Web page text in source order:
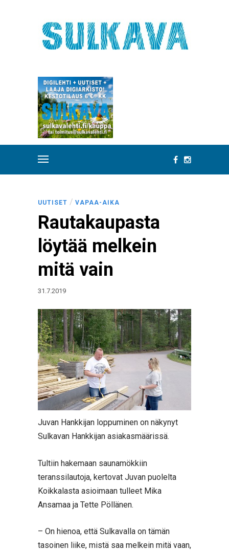
UUTISET / VAPAA-AIKA
Rautakaupasta
löytää melkein
mitä vain
31.7.2019
Juvan Hankkijan loppuminen on näkynyt
Sulkavan Hankkijan asiakasmäärissä.
Tultiin hakemaan saunamökkiin
teranssilautoja, kertovat Juvan puolelta
Koikkalasta asioimaan tulleet Mika
Ansamaa ja Tette Pöllänen.
– On hienoa, että Sulkavalla on tämän
tasoinen liike, mistä saa melkein mitä vaan,